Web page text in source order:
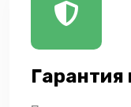
Гарантия